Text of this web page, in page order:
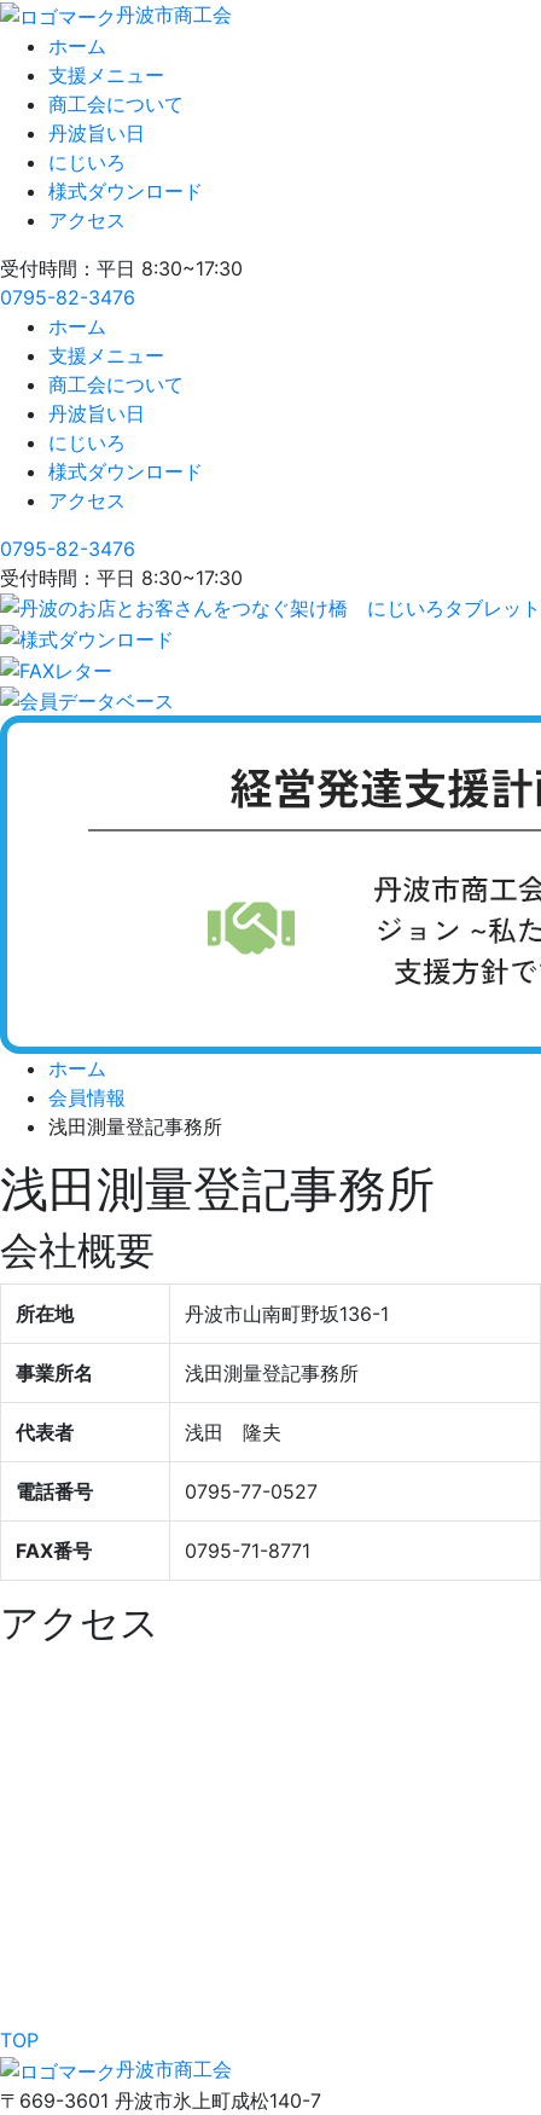
丹波市商工会
ホーム
支援メニュー
商工会について
丹波旨い日
にじいろ
様式ダウンロード
アクセス
受付時間：平日 8:30~17:30
0795-82-3476
ホーム
支援メニュー
商工会について
丹波旨い日
にじいろ
様式ダウンロード
アクセス
0795-82-3476
受付時間：平日 8:30~17:30
ホーム
会員情報
浅田測量登記事務所
浅田測量登記事務所
会社概要
所在地 丹波市山南町野坂136-1
事業所名 浅田測量登記事務所
代表者 浅田 隆夫
電話番号 0795-77-0527
FAX番号 0795-71-8771
アクセス
TOP
丹波市商工会
〒669-3601 丹波市氷上町成松140-7